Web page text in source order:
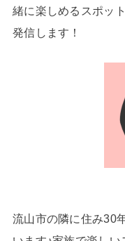
緒に楽しめるスポッ
発信します！
流山市の隣に住み30